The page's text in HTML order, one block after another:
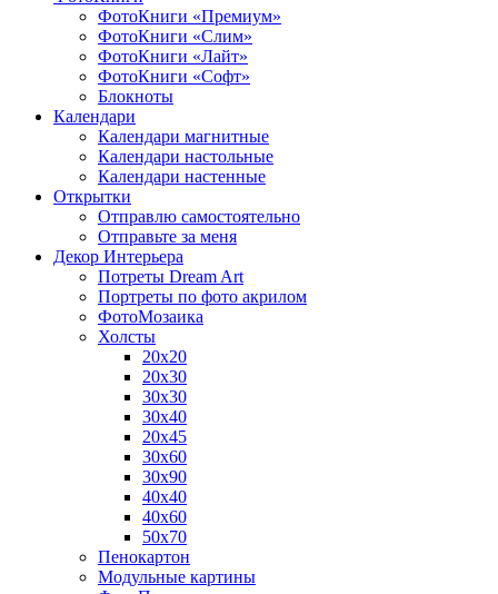
ФотоКниги «Премиум»
ФотоКниги «Слим»
ФотоКниги «Лайт»
ФотоКниги «Софт»
Блокноты
Календари
Календари магнитные
Календари настольные
Календари настенные
Открытки
Отправлю самостоятельно
Отправьте за меня
Декор Интерьера
Потреты Dream Art
Портреты по фото акрилом
ФотоМозаика
Холсты
20х20
20х30
30х30
30х40
20х45
30х60
30х90
40х40
40х60
50х70
Пенокартон
Модульные картины